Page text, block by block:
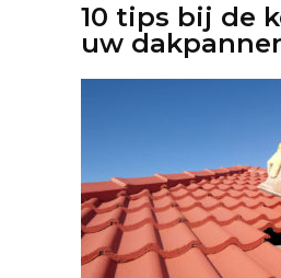
10 tips bij de
uw